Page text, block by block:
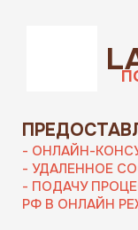
- ОНЛАЙН-
- УДАЛЕННОЕ
- ПОДАЧУ
РФ В ОНЛАЙН